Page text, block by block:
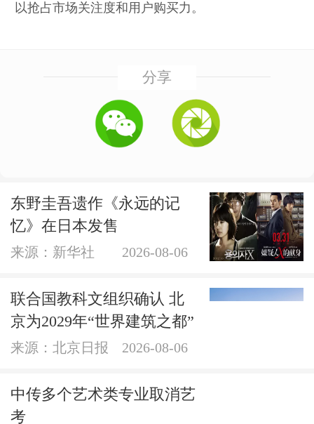
以抢占市场关注度和用户购买力。
分享
东野圭吾遗作《永远的记
忆》在日本发售
来源：新华社 2026-08-06
联合国教科文组织确认 北
京为2029年“世界建筑之都”
来源：北京日报 2026-08-06
中传多个艺术类专业取消艺
考